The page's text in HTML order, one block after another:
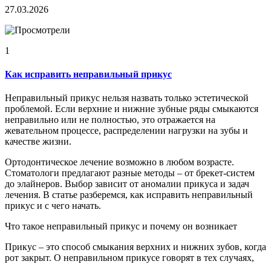
27.03.2026
1
Как исправить неправильный прикус
Неправильный прикус нельзя назвать только эстетической
проблемой. Если верхние и нижние зубные ряды смыкаются
неправильно или не полностью, это отражается на
жевательном процессе, распределении нагрузки на зубы и
качестве жизни.
Ортодонтическое лечение возможно в любом возрасте.
Стоматологи предлагают разные методы – от брекет-систем
до элайнеров. Выбор зависит от аномалии прикуса и задач
лечения. В статье разберемся, как исправить неправильный
прикус и с чего начать.
Что такое неправильный прикус и почему он возникает
Прикус – это способ смыкания верхних и нижних зубов, когда
рот закрыт. О неправильном прикусе говорят в тех случаях,